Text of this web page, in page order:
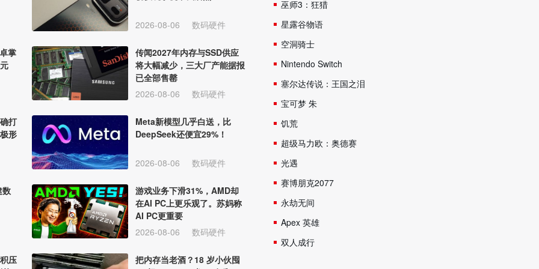
2026-08-06 数码硬件
掌
传闻2027年内存与SSD供应
将大幅减少，三大厂产能据报
已全部售罄
2026-08-06
数码硬件
打
形
Meta新模型几乎白送，比
DeepSeek还便宜29%！
2026-08-06 数码硬件
数
游戏业务下滑31%，AMD却
在AI PC上更乐观了。苏妈称
AI PC更重要
2026-08-06
数码硬件
压
把内存当老酒？18 岁小伙囤
巫师3：狂猎
星露谷物语
空洞骑士
Nintendo Switch
塞尔达传说：王国之泪
宝可梦 朱
饥荒
超级马力欧：奥德赛
光遇
赛博朋克2077
永劫无间
Apex 英雄
双人成行